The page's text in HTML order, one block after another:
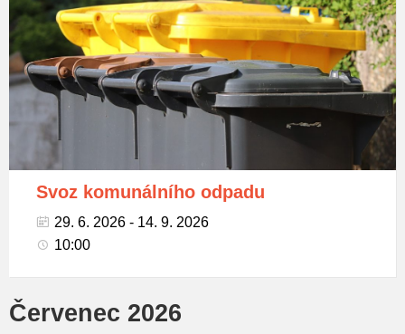
na
tříděný
odpad
Svoz komunálního odpadu
29. 6. 2026 - 14. 9. 2026
10:00
Červenec 2026